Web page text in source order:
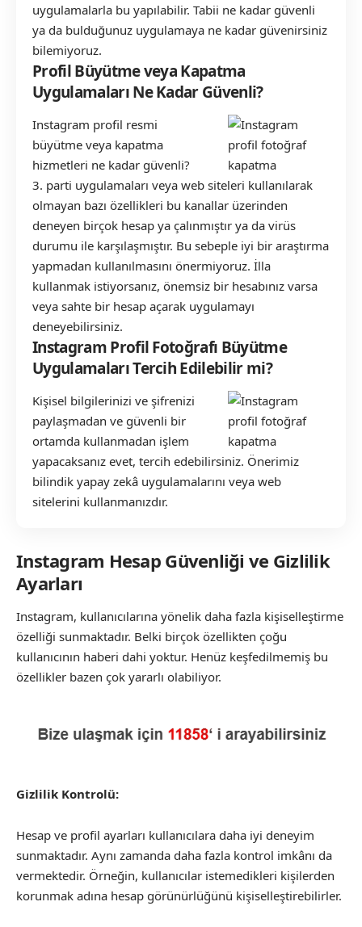
uygulamalarla bu yapılabilir. Tabii ne kadar güvenli
ya da bulduğunuz uygulamaya ne kadar güvenirsiniz
bilemiyoruz.
Profil Büyütme veya Kapatma
Uygulamaları Ne Kadar Güvenli?
Instagram profil resmi
büyütme veya kapatma
hizmetleri ne kadar güvenli?
3. parti uygulamaları veya web siteleri kullanılarak
olmayan bazı özellikleri bu kanallar üzerinden
deneyen birçok hesap ya çalınmıştır ya da virüs
durumu ile karşılaşmıştır. Bu sebeple iyi bir araştırma
yapmadan kullanılmasını önermiyoruz. İlla
kullanmak istiyorsanız, önemsiz bir hesabınız varsa
veya sahte bir hesap açarak uygulamayı
deneyebilirsiniz.
Instagram Profil Fotoğrafı Büyütme
Uygulamaları Tercih Edilebilir mi?
Kişisel bilgilerinizi ve şifrenizi
paylaşmadan ve güvenli bir
ortamda kullanmadan işlem
yapacaksanız evet, tercih edebilirsiniz. Önerimiz
bilindik yapay zekâ uygulamalarını veya web
sitelerini kullanmanızdır.
Instagram Hesap Güvenliği ve Gizlilik
Ayarları
Instagram, kullanıcılarına yönelik daha fazla kişiselleştirme
özelliği sunmaktadır. Belki birçok özellikten çoğu
kullanıcının haberi dahi yoktur. Henüz keşfedilmemiş bu
özellikler bazen çok yararlı olabiliyor.
Gizlilik Kontrolü:
Hesap ve profil ayarları kullanıcılara daha iyi deneyim
sunmaktadır. Aynı zamanda daha fazla kontrol imkânı da
vermektedir. Örneğin, kullanıcılar istemedikleri kişilerden
korunmak adına hesap görünürlüğünü kişiselleştirebilirler.